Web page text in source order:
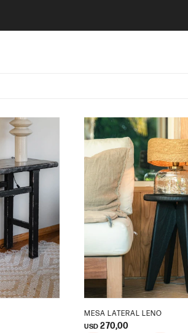
MESA LATERAL LENO
USD 270,00